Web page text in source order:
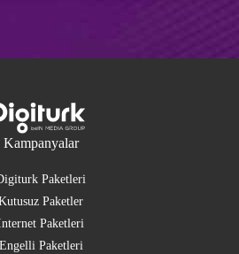
Kampanyalar
Paketleri
Paketler
Paketleri
Engelli Paketleri